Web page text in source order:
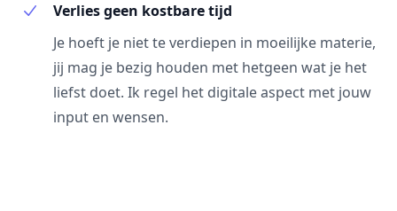
Verlies geen kostbare tijd
Je hoeft je niet te verdiepen in moeilijke materie,
jij mag je bezig houden met hetgeen wat je het
liefst doet. Ik regel het digitale aspect met jouw
input en wensen.